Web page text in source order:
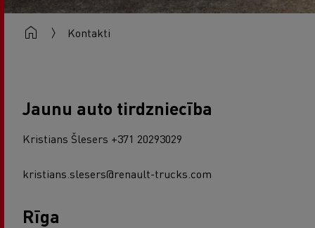
Kontakti
Jaunu auto tirdzniecība
Kristians Šlesers +371 20293029
kristians.slesers@renault-trucks.com
Rīga